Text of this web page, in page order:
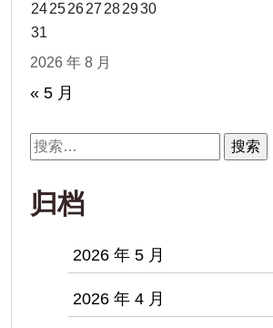
2026 年 8 月
24252627 282930
31
« 5 月
搜
索：
归档
2026 年 5 月
2026 年 4 月